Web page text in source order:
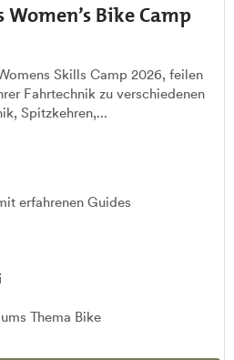
Bike Camp
Skills Camp 2026, feilen
Fahrtechnik zu verschiedenen
Spitzkehren,...
erfahrenen Guides
Thema Bike